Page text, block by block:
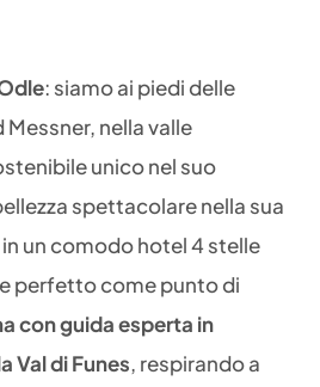
: siamo ai piedi delle
nella valle
unico nel suo
spettacolare nella sua
in un comodo hotel 4 stelle
perfetto come punto di
conguida esperta in
Val di Funes, respirando a